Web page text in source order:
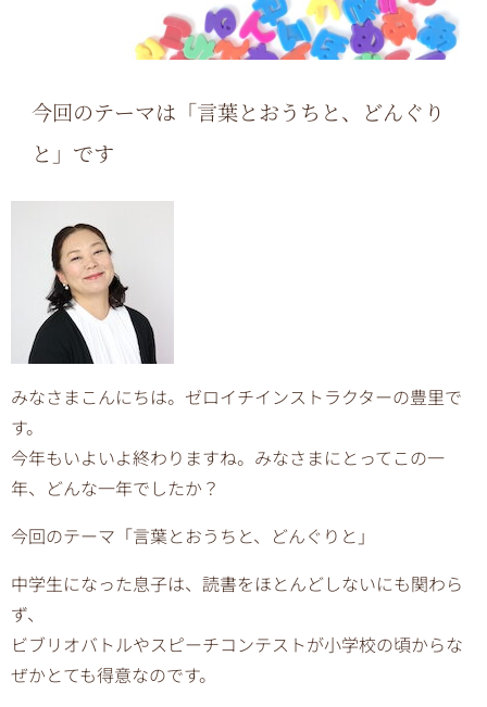
今回のテーマは「言葉とおうちと、どんぐり
と」です
みなさまこんにちは。ゼロイチインストラクターの豊里で
す。
今年もいよいよ終わりますね。みなさまにとってこの一
年、どんな一年でしたか？
今回のテーマ「言葉とおうちと、どんぐりと」
中学生になった息子は、読書をほとんどしないにも関わら
ず、
ビブリオバトルやスピーチコンテストが小学校の頃からな
ぜかとても得意なのです。